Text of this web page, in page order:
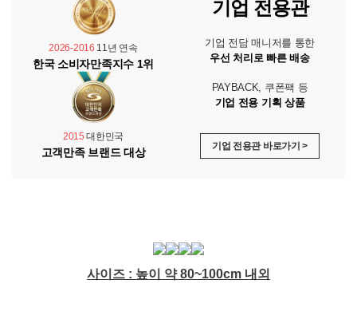
2026-2016 11년 연속
한국 소비자만족지수 1위
2015 대한민국
고객만족 브랜드 대상
기업 전용관
기업 전담 매니저를 통한
우선 처리로 빠른 배송
PAYBACK, 쿠폰팩 등
기업 전용 기획 상품
기업 전용관 바로가기 >
사이즈 : 높이 약 80~100cm 내외